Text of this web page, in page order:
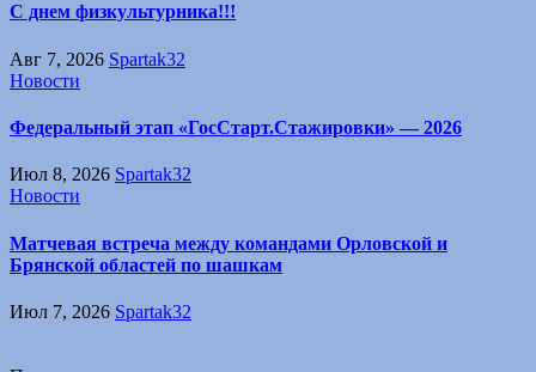
С днем физкультурника!!!
Авг 7, 2026 Spartak32
Новости
Федеральный этап «ГосСтарт.Стажировки» — 2026
Июл 8, 2026 Spartak32
Новости
Матчевая встреча между командами Орловской и
Брянской областей по шашкам
Июл 7, 2026 Spartak32